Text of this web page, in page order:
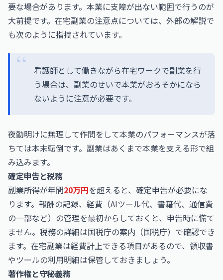
要な場合があります。本業に支障が出ない範囲で行うのが
大前提です。在宅副業の注意点については、外部の解説で
も次のように指摘されています。
看護師として働きながら在宅ワークで副業を行
う場合は、副業のせいで本業がおろそかになら
ないように注意が必要です。
夜勤明けに無理して作問をして本業のパフォーマンスが落
ちては本末転倒です。副業はあくまで本業を支える形で組
み込みます。
確定申告と税務
副業所得が年間20万円を超えると、確定申告が必要にな
ります。報酬の記録、経費（AIツール代、書籍代、通信費
の一部など）の管理を最初からしておくと、申告時に慌て
ません。税務の詳細は国税庁の案内（国税庁）で確認でき
ます。在宅副業は経費計上できる項目があるので、領収書
やツールの利用明細は保管しておきましょう。
著作権と守秘義務